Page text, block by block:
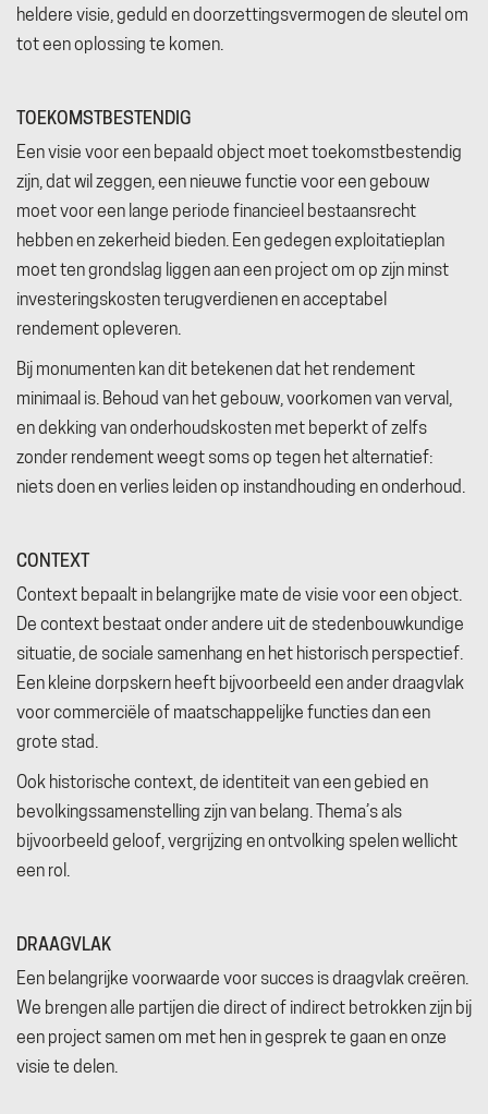
heldere visie, geduld en doorzettingsvermogen de sleutel om
tot een oplossing te komen.
TOEKOMSTBESTENDIG
Een visie voor een bepaald object moet toekomstbestendig
zijn, dat wil zeggen, een nieuwe functie voor een gebouw
moet voor een lange periode financieel bestaansrecht
hebben en zekerheid bieden. Een gedegen exploitatieplan
moet ten grondslag liggen aan een project om op zijn minst
investeringskosten terugverdienen en acceptabel
rendement opleveren.
Bij monumenten kan dit betekenen dat het rendement
minimaal is. Behoud van het gebouw, voorkomen van verval,
en dekking van onderhoudskosten met beperkt of zelfs
zonder rendement weegt soms op tegen het alternatief:
niets doen en verlies leiden op instandhouding en onderhoud.
CONTEXT
Context bepaalt in belangrijke mate de visie voor een object.
De context bestaat onder andere uit de stedenbouwkundige
situatie, de sociale samenhang en het historisch perspectief.
Een kleine dorpskern heeft bijvoorbeeld een ander draagvlak
voor commerciële of maatschappelijke functies dan een
grote stad.
Ook historische context, de identiteit van een gebied en
bevolkingssamenstelling zijn van belang. Thema’s als
bijvoorbeeld geloof, vergrijzing en ontvolking spelen wellicht
een rol.
DRAAGVLAK
Een belangrijke voorwaarde voor succes is draagvlak creëren.
We brengen alle partijen die direct of indirect betrokken zijn bij
een project samen om met hen in gesprek te gaan en onze
visie te delen.